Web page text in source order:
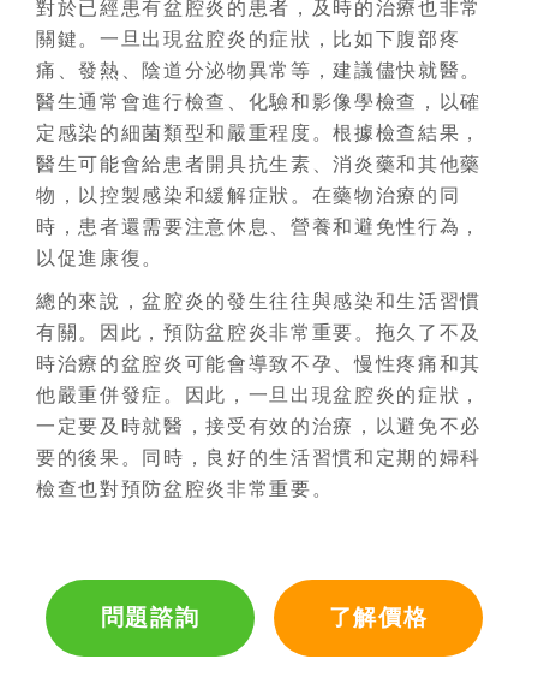
對於已經患有盆腔炎的患者，及時的治療也非常
關鍵。一旦出現盆腔炎的症狀，比如下腹部疼
痛、發熱、陰道分泌物異常等，建議儘快就醫。
醫生通常會進行檢查、化驗和影像學檢查，以確
定感染的細菌類型和嚴重程度。根據檢查結果，
醫生可能會給患者開具抗生素、消炎藥和其他藥
物，以控製感染和緩解症狀。在藥物治療的同
時，患者還需要注意休息、營養和避免性行為，
以促進康復。
總的來說，盆腔炎的發生往往與感染和生活習慣
有關。因此，預防盆腔炎非常重要。拖久了不及
時治療的盆腔炎可能會導致不孕、慢性疼痛和其
他嚴重併發症。因此，一旦出現盆腔炎的症狀，
一定要及時就醫，接受有效的治療，以避免不必
要的後果。同時，良好的生活習慣和定期的婦科
檢查也對預防盆腔炎非常重要。
問題諮詢 了解價格